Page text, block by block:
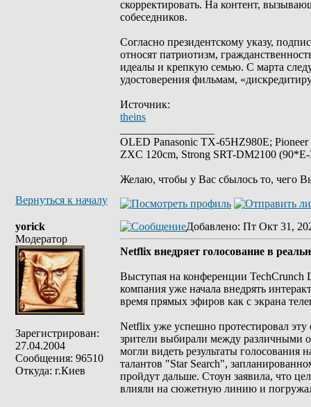
скорректировать. На контент,
собеседников.
Согласно президентскому указу,
относят патриотизм,
идеалы и крепкую семью. С марта
удостоверения фильмам,
Источник:
theins
OLED Panasonic TX-65HZ980E;
ZXC 120cm, Strong SRT-DM2100
Желаю, чтобы у Вас сбылось то, чего
Вернуться к началу
yorick
Модератор
Зарегистрирован:
27.04.2004
Сообщения: 96510
Откуда: г.Киев
Добавлено: Пт Окт 31,
Netflix внедряет голосование в
Выступая на конференции TechCrunch
компания уже начала внедрять
время прямых эфиров как с экрана
Netflix уже успешно протестировал
зрители выбирали между различными
могли видеть результаты голосования
талантов "Star Search",
пройдут дальше. Стоун заявила, что
влияли на сюжетную линию и